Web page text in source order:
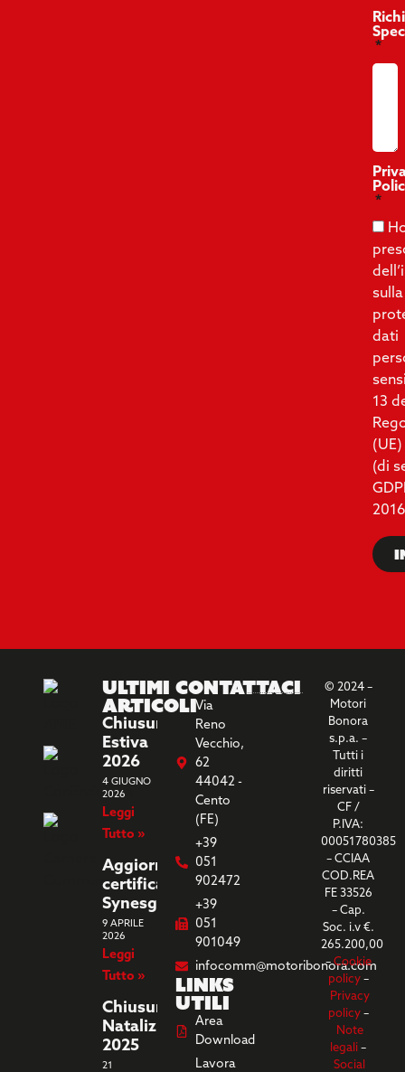
sulla
dati
13
(di
Ultimi
Articoli
Chiusura
Estiva
2026
4 GIUGNO
2026
Leggi
Tutto »
Aggiornamento
certificazione
Synesgy
9 APRILE
2026
Leggi
Tutto »
Chiusura
Natalizia
2025
21
Contattaci
Via
Reno
Vecchio,
62
44042 -
Cento
(FE)
+39
051
902472
+39
051
901049
infocomm@motoribonora.com
Links
utili
Area
Download
Lavora
© 2024 –
Motori
Bonora
s.p.a. –
Tutti i
diritti
riservati –
CF /
P.IVA:
00051780385
– CCIAA
COD.REA
FE 33526
– Cap.
Soc. i.v €.
265.200,00
–Cookie
policy–
Privacy
policy–
Note
legali –
Social